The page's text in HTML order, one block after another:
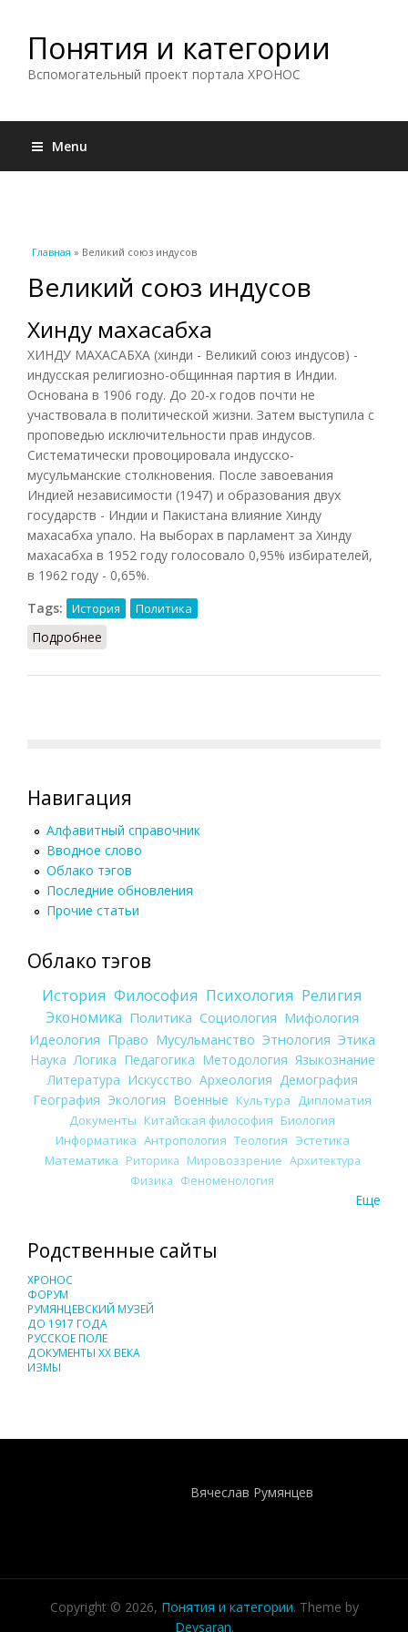
Понятия и категории
Вспомогательный проект портала ХРОНОС
Menu
Вы здесь
Главная » Великий союз индусов
Великий союз индусов
Хинду махасабха
ХИНДУ МАХАСАБХА (хинди - Великий союз индусов) -
индусская религиозно-общинная партия в Индии.
Основана в 1906 году. До 20-х годов почти не
участвовала в политической жизни. Затем выступила с
проповедью исключительности прав индусов.
Систематически провоцировала индусско-
мусульманские столкновения. После завоевания
Индией независимости (1947) и образования двух
государств - Индии и Пакистана влияние Хинду
махасабха упало. На выборах в парламент за Хинду
махасабха в 1952 году голосовало 0,95% избирателей,
в 1962 году - 0,65%.
Tags:
История Политика
Подробнее
Навигация
Алфавитный справочник
Вводное слово
Облако тэгов
Последние обновления
Прочие статьи
Облако тэгов
История Философия Психология Религия
Экономика Политика Социология Мифология
Идеология Право Мусульманство Этнология Этика
Наука Логика Педагогика Методология Языкознание
Литература Искусство Археология Демография
География Экология Военные Культура
Дипломатия
Документы Китайская философия Биология
Информатика Антропология Теология Эстетика
Математика Риторика Мировоззрение Архитектура
Физика Феноменология
Еще
Родственные сайты
ХРОНОС
ФОРУМ
РУМЯНЦЕВСКИЙ МУЗЕЙ
ДО 1917 ГОДА
РУССКОЕ ПОЛЕ
ДОКУМЕНТЫ XX ВЕКА
ИЗМЫ
Вячеслав Румянцев
Copyright © 2026, Понятия и категории. Theme by
Devsaran.